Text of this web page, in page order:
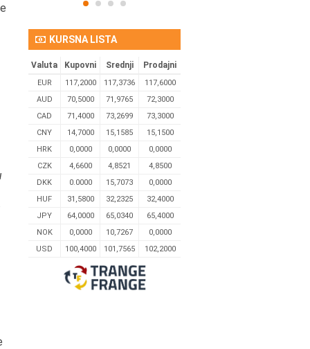
KURSNA LISTA
Valuta Kupovni Srednji Prodajni
EUR 117,2000 117,3736
117,6000
AUD
70,5000 71,9765
72,3000
CAD
71,4000 73,2699
73,3000
CNY
14,7000 15,1585
15,1500
HRK
0,0000 0,0000
0,0000
CZK
4,6600 4,8521
4,8500
DKK
0.0000 15,7073
0,0000
HUF
31,5800 32,2325
32,4000
JPY
64,0000 65,0340
65,4000
NOK
0,0000 10,7267
0,0000
USD
100,4000 101,7565 102,2000